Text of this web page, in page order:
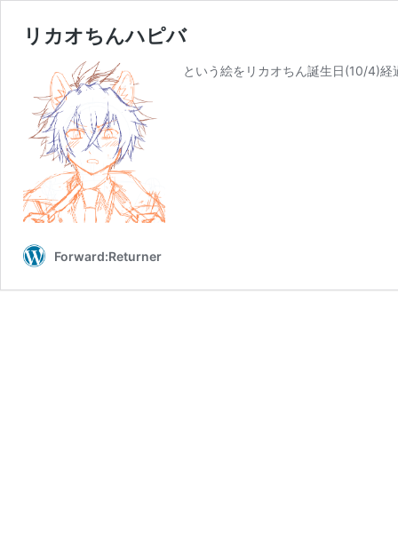
リカオちんハピバ
という絵をリカオちん誕生日(10/4)経
Forward:Returner